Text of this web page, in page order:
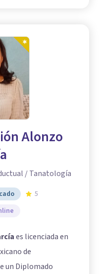
Alonzo
/ Tanatología
5
es licenciada en
de
un Diplomado